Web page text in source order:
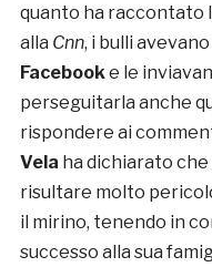
quanto ha raccontato
alla Cnn, i bulli
Facebooke le
perseguitarla anche
rispondere ai
Vela ha dichiarato
risultare molto
il mirino, tenendo in
successo alla sua